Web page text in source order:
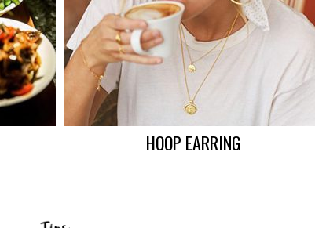
HOOP EARRING